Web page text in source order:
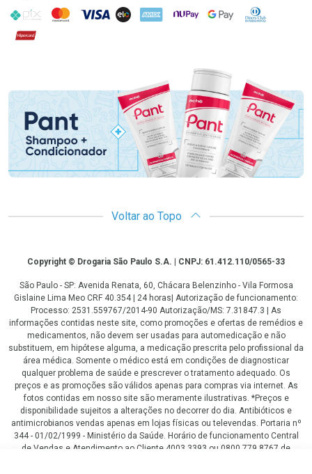
PIX MasterCard
VISA ELO AMEX NuPay Google PayDiners Club
Hipercard
Promoção em Destaque
Voltar ao Topo
CopyrightCopyright © Drogaria São Paulo S.A. | CNPJ: 61.412.110/0565-33
São Paulo - SP: Avenida Renata, 60, Chácara Belenzinho - Vila Formosa
Gislaine Lima Meo CRF 40.354 | 24 horas| Autorização de funcionamento:
Processo: 2531.559767/2014-90 Autorização/MS: 7.31847.3 | As
informações contidas neste site, como promoções e ofertas de remédios e
medicamentos, não devem ser usadas para automedicação e não
substituem, em hipótese alguma, a medicação prescrita pelo profissional da
área médica. Somente o médico está em condições de diagnosticar
qualquer problema de saúde e prescrever o tratamento adequado. Os
preços e as promoções são válidos apenas para compras via internet. As
fotos contidas em nosso site são meramente ilustrativas. *Preços e
disponibilidade sujeitos a alterações no decorrer do dia. Antibióticos e
antimicrobianos vendas apenas em lojas físicas ou televendas. Portaria nº
344 - 01/02/1999 - Ministério da Saúde. Horário de funcionamento Central
de Vendas e Atendimento ao Cliente 4003 3393 ou 0800 779 8767 de